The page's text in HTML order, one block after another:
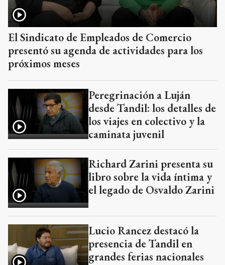
El Sindicato de Empleados de Comercio
presentó su agenda de actividades para los
próximos meses
Peregrinación a Luján
desde Tandil: los detalles de
los viajes en colectivo y la
caminata juvenil
Richard Zarini presenta su
libro sobre la vida íntima y
el legado de Osvaldo Zarini
Lucio Rancez destacó la
presencia de Tandil en
grandes ferias nacionales